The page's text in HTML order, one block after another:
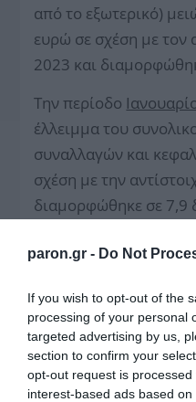
paron.gr - Do Not
If you wish to opt-out of the
processing of your personal
targeted advertising by us,
section to confirm your
opt-out request is
interest-based ads based
από το εξωτερικό)
ευρώ σε σχέση με τον
2023 και
Την περίοδο
έλλειμμα του
συναλλαγών και
σχέση με την
διαμορφώθηκε σε 7,9